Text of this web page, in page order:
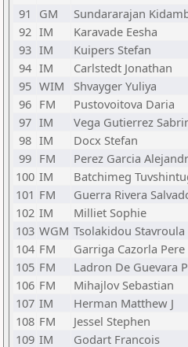
91
GM Sundararajan
92 IM Karavade Eesha
93 IM Kuipers Stefan
94 IM Carlstedt Jonathan
95 WIM Shvayger Yuliya
96 FM Pustovoitova Daria
97 IM Vega Gutierrez
98 IM Docx Stefan
99 FM Perez Garcia
100 IM Batchimeg
101 FM Guerra Rivera
102 IM Milliet Sophie
103 WGM Tsolakidou Stavroula
104 FM Garriga Cazorla Pere
105 FM Ladron De Guevara
106 FM Mihajlov Sebastian
107 IM Herman Matthew J
108 FM Jessel Stephen
109 IM Godart Francois